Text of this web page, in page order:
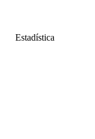
Estadística